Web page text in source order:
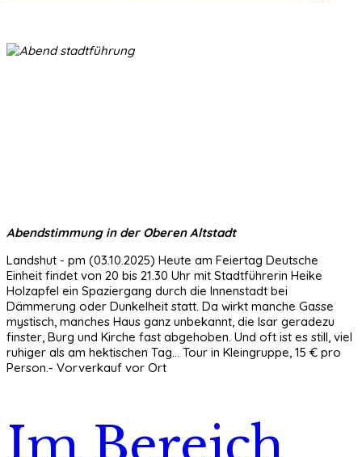
Abendstimmung in der Oberen Altstadt
Landshut - pm (03.10.2025) Heute am Feiertag Deutsche
Einheit findet von 20 bis 21.30 Uhr mit Stadtführerin Heike
Holzapfel ein Spaziergang durch die Innenstadt bei
Dämmerung oder Dunkelheit statt. Da wirkt manche Gasse
mystisch, manches Haus ganz unbekannt, die Isar geradezu
finster, Burg und Kirche fast abgehoben. Und oft ist es still, viel
ruhiger als am hektischen Tag... Tour in Kleingruppe, 15 € pro
Person.- Vorverkauf vor Ort